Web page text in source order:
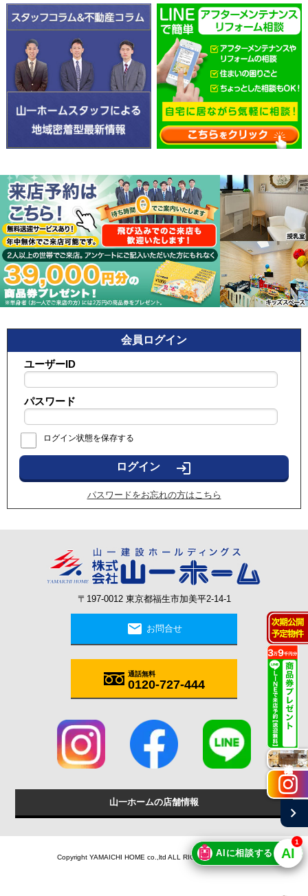
会員ログイン
ユーザーID
パスワード
ログイン状態を保存する
login
パスワードをお忘れの方はこちら
〒197-0012 東京都福生市加美平2-14-1
mail お問合せ
通話無料
0120-727-444
山一ホームの店舗情報
Copyright YAMAICHI HOME co.,ltd ALL RIGHTS RESERVED.
施工実例
chevron_right
🤖 AIに相談する AI
1